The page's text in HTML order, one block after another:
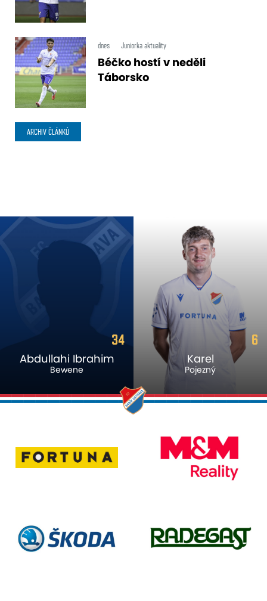
dnes Juniorka aktuality
Béčko hostí v neděli
Táborsko
ARCHIV ČLÁNKŮ
34
Abdullahi Ibrahim
Bewene
6
Karel
Pojezný